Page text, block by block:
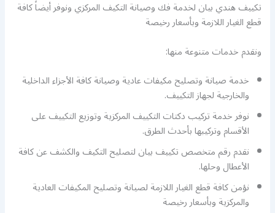
تكييف هندي بيان لخدمة فك وصيانة التكيف المركزي ونوفر أيضاً كافة
قطع الغيار اللازمة وبأسعار رخيصة
ونقدم خدمات متنوعة منها:
خدمة صيانة وتصليح مكيفات عادية وصيانة كافة الأجزاء الداخلية
والخارجية لجهاز التكييف.
نوفر خدمة تركيب دكتات التكييف المركزية وتوزيع التكييف على
الأقسام وتركيبها بأحدث الطرق.
نقدم رقم متخصص تكييف بيان لتصليح التكيف والكشف عن كافة
الأعطال وحلها.
نؤمن كافة قطع الغيار اللازمة لصيانة وتصليح المكيفات العادية
والمركزية وبأسعار رخيصة